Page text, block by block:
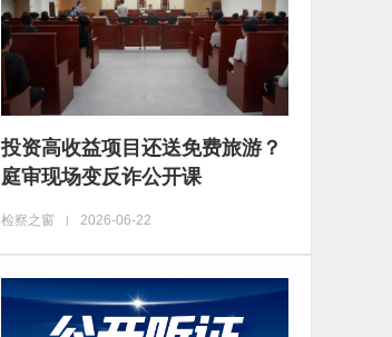
投资高收益项目还送免费旅游？
庭审现场变反诈公开课
检察之窗 2026-06-22